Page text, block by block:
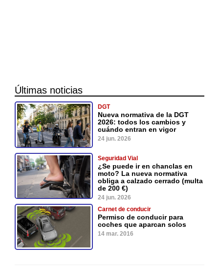
Últimas noticias
DGT
Nueva normativa de la DGT
2026: todos los cambios y
cuándo entran en vigor
24 jun. 2026
Seguridad Vial
¿Se puede ir en chanclas en
moto? La nueva normativa
obliga a calzado cerrado (multa
de 200 €)
24 jun. 2026
Carnet de conducir
Permiso de conducir para
coches que aparcan solos
14 mar. 2016